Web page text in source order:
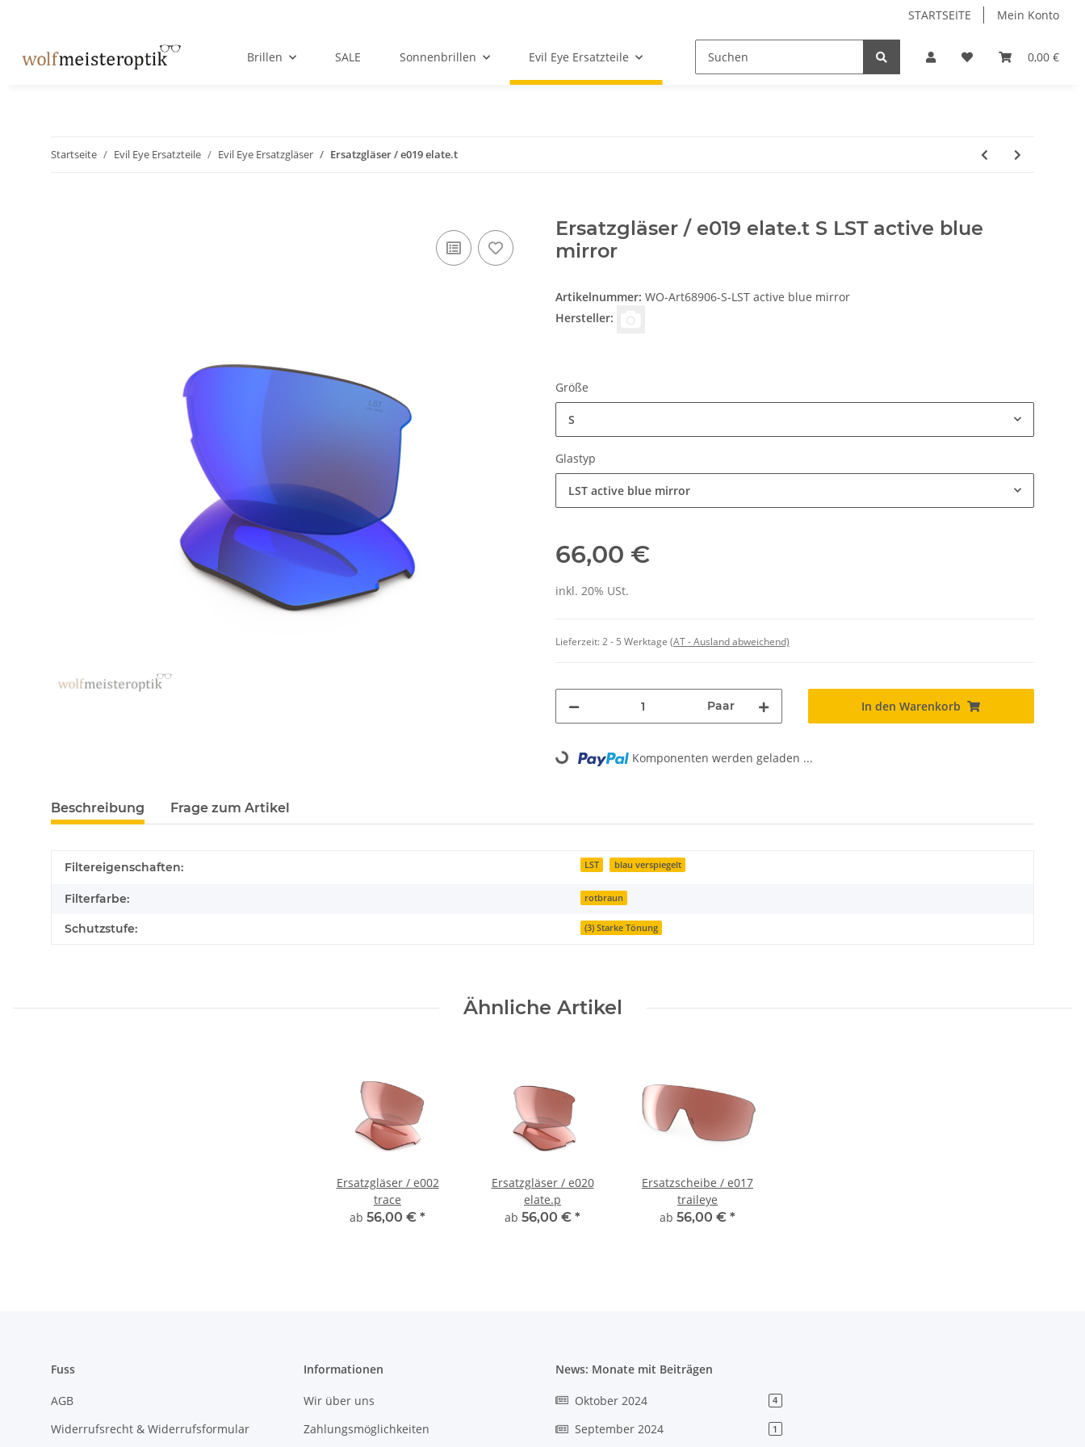
STARTSEITE Mein Konto
0,00 €
Brillen SALE Sonnenbrillen Evil Eye Ersatzteile
Startseite Evil Eye Ersatzteile Evil Eye Ersatzgläser Ersatzgläser / e019 elate.t
Ersatzgläser / e019 elate.t S LST active blue
mirror
Artikelnummer: WO-Art68906-S-LST active blue mirror
Hersteller:
Größe
S
Glastyp
LST active blue mirror
66,00 €
inkl. 20% USt.
Lieferzeit:2 - 5 Werktage (AT - Ausland abweichend)
Paar In den Warenkorb
Loading... Komponenten werden geladen ...
Beschreibung Frage zum Artikel
Filtereigenschaften: LST blau verspiegelt
Filterfarbe: rotbraun
Schutzstufe: (3) Starke Tönung
Ähnliche Artikel
Ersatzgläser / e002
trace
ab 56,00 € *
Ersatzgläser / e020
elate.p
ab 56,00 € *
Ersatzscheibe / e017
traileye
ab 56,00 € *
Fuss
AGB
Widerrufsrecht & Widerrufsformular
Informationen
Wir über uns
Zahlungsmöglichkeiten
News: Monate mit Beiträgen
Oktober 2024 4
September 2024 1